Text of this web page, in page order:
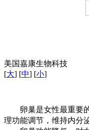
美国嘉康生物科技
[大] [中] [小]
卵巢是女性最重要的
理功能调节，维持内分